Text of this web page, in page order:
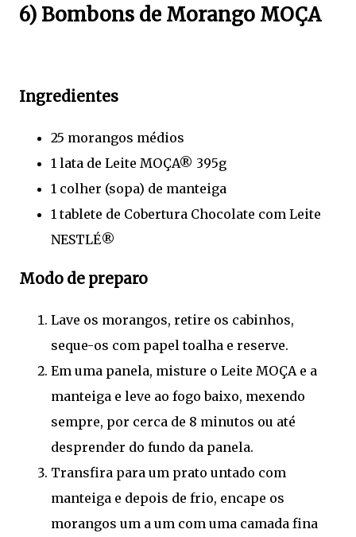
6) Bombons de Morango MOÇA
Ingredientes
25 morangos médios
1 lata de Leite MOÇA® 395g
1 colher (sopa) de manteiga
1 tablete de Cobertura Chocolate com Leite
NESTLÉ®
Modo de preparo
Lave os morangos, retire os cabinhos,
seque-os com papel toalha e reserve.
Em uma panela, misture o Leite MOÇA e a
manteiga e leve ao fogo baixo, mexendo
sempre, por cerca de 8 minutos ou até
desprender do fundo da panela.
Transfira para um prato untado com
manteiga e depois de frio, encape os
morangos um a um com uma camada fina